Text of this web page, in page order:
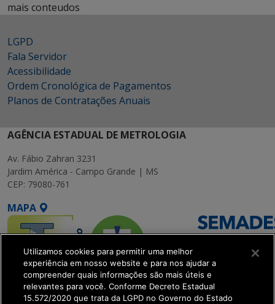
mais conteudos
LGPD
Fala Servidor
Acessibilidade
Ordem Cronológica de Pagamentos
Planos de Contratações Anuais
AGÊNCIA ESTADUAL DE METROLOGIA
Av. Fábio Zahran 3231
Jardim América - Campo Grande | MS
CEP: 79080-761
MAPA
Utilizamos cookies para permitir uma melhor
experiência em nosso website e para nos ajudar a
compreender quais informações são mais úteis e
relevantes para você. Conforme Decreto Estadual
15.572/2020 que trata da LGPD no Governo do Estado